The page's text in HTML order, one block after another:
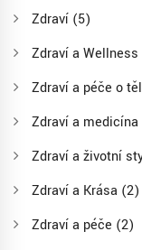
Zdraví (5)
Zdraví a Wellness
Zdraví a péče o
Zdraví a medicína
Zdraví a životní
Zdraví a Krása (2)
Zdraví a péče (2)